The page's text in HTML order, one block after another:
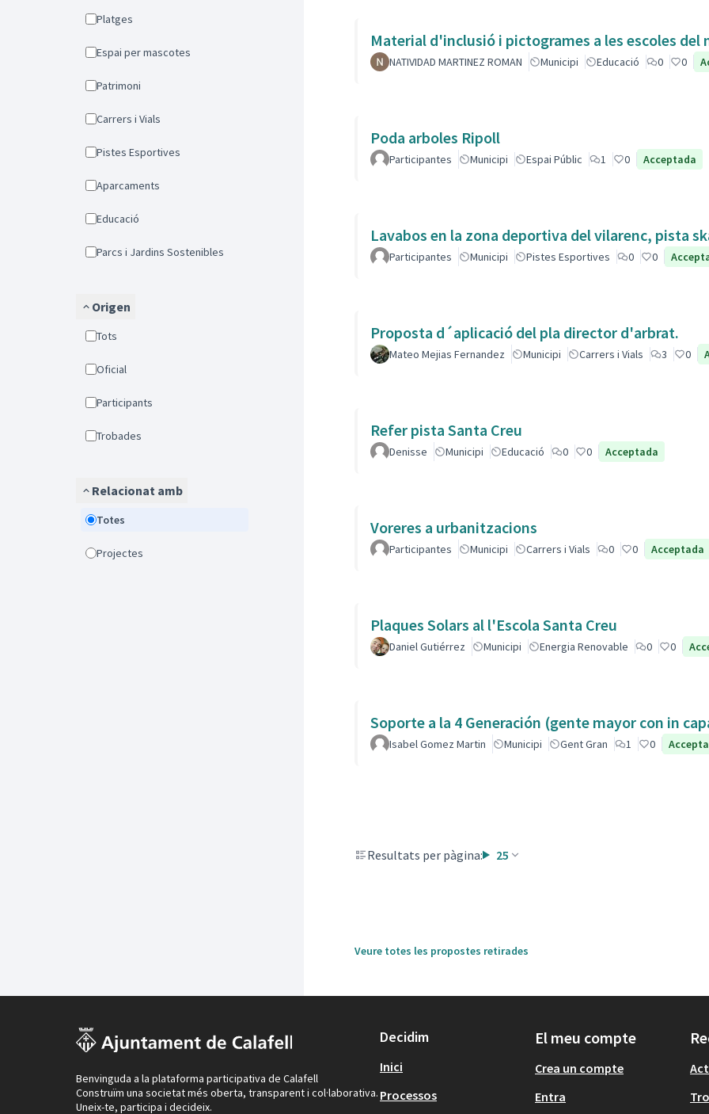
Platges
Espai per mascotes
Patrimoni
Carrers i Vials
Pistes Esportives
Aparcaments
Educació
Parcs i Jardins Sostenibles
Origen
Tots
Oficial
Participants
Trobades
Relacionat amb
Totes
Projectes
Material d'inclusió i pictogrames a les escoles del
NATIVIDAD MARTINEZ ROMAN Municipi Educació 0 0
Poda arboles Ripoll
Participantes Municipi Espai Públic 1 0 Acceptada
Lavabos en la zona deportiva del vilarenc, pista
Participantes Municipi Pistes Esportives 0 0
Proposta d´aplicació del pla director d'arbrat.
Mateo Mejias Fernandez Municipi Carrers i Vials 3 0
Refer pista Santa Creu
Denisse Municipi Educació 0 0 Acceptada
Voreres a urbanitzacions
Participantes Municipi Carrers i Vials 0 0 Acceptada
Plaques Solars al l'Escola Santa Creu
Daniel Gutiérrez Municipi Energia Renovable 0 0
Soporte a la 4 Generación (gente mayor con in
Isabel Gomez Martin Municipi Gent Gran 1 0
Resultats per pàgina: 25
Veure totes les propostes retirades
Benvinguda a la plataforma participativa de Calafell
Construïm una societat més oberta, transparent i col·laborativa.
Uneix-te, participa i decideix.
Decidim
Inici
Processos
El meu compte
Crea un compte
Entra